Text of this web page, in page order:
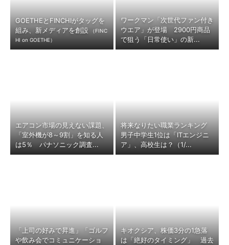
GOETHEとFINCHIがタッグを
組み、新メディアを創設
（FINC
HI on GOETHE）
ワークマン「次世代ファン付き
ウエア」が登場 2900円商品
で狙う「日常使い」の新...
エアコン市場の見えない課題、
「室外機が8～9割」を知る人
は5％ パナソニック調査...
将来なりたい職業ランキング
男子中学生1位は「ITエンジニ
ア」、高校生は？（1/...
「上司の好みで昇進」「ゴルフ
や飲み会でコミュニケーショ
キオクシア、株価3分の1急落
は「絶好のタイミング」 過去